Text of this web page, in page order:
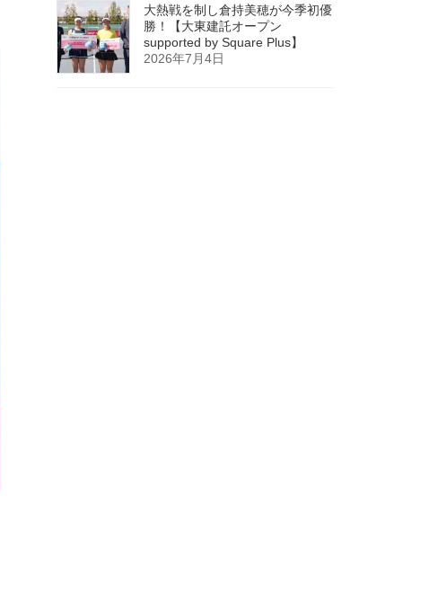
大熱戦を制し倉持美穂が今季初優
勝！【大東建託オープン
supported by Square Plus】
2026年7月4日